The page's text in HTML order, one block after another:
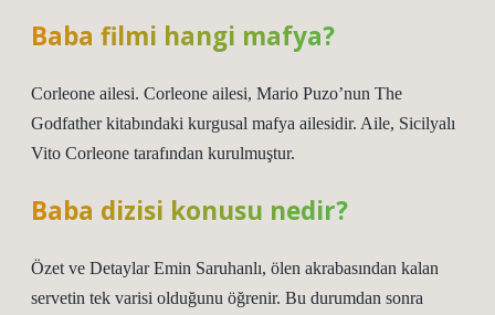
Baba filmi hangi mafya?
Corleone ailesi. Corleone ailesi, Mario Puzo’nun The
Godfather kitabındaki kurgusal mafya ailesidir. Aile, Sicilyalı
Vito Corleone tarafından kurulmuştur.
Baba dizisi konusu nedir?
Özet ve Detaylar Emin Saruhanlı, ölen akrabasından kalan
servetin tek varisi olduğunu öğrenir. Bu durumdan sonra